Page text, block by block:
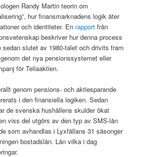
Randy Martin teorin om
hur finansmarknadens logik äter
och identiteter. En rapportfrån
beskriver hur denna process
slutet av 1980-talet och drivits fram
det nya pensionssystemet eller
för Teliaaktien.
genom pensions- och aktiesparande
i den finansiella logiken. Sedan
de svenska hushållens skulder ökat
viss del utgörs av den typ av SMS-lån
som avhandlas i Lyxfällans 31 säsonger
bostadslån. Lån vilka i dag